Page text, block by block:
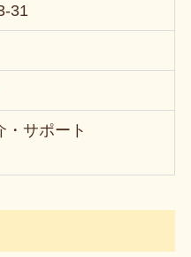
31
・サポート